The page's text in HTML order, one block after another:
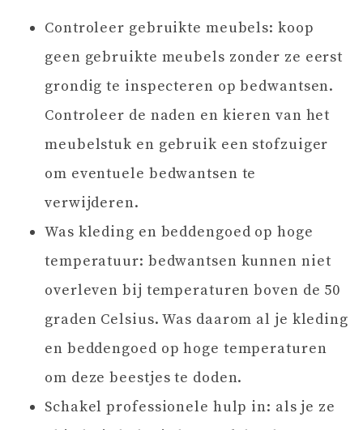
Controleer gebruikte meubels: koop
geen gebruikte meubels zonder ze eerst
grondig te inspecteren op bedwantsen.
Controleer de naden en kieren van het
meubelstuk en gebruik een stofzuiger
om eventuele bedwantsen te
verwijderen.
Was kleding en beddengoed op hoge
temperatuur: bedwantsen kunnen niet
overleven bij temperaturen boven de 50
graden Celsius. Was daarom al je kleding
en beddengoed op hoge temperaturen
om deze beestjes te doden.
Schakel professionele hulp in: als je ze